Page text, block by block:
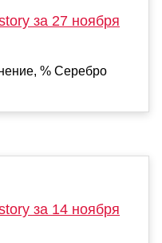
за 27 ноября
% Серебро
за 14 ноября